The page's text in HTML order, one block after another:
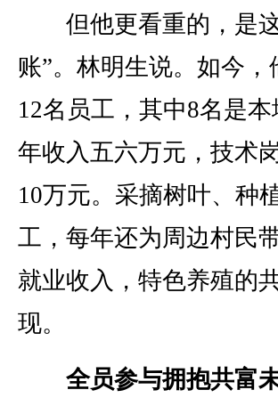
但他更看重的，是这
账”。林明生说。如今
12名员工，其中8名是
年收入五六万元，技术
10万元。采摘树叶、种
工，每年还为周边村民
就业收入，特色养殖的
现。
全员参与拥抱共富